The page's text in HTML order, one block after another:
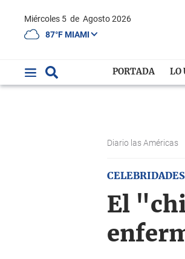
Miércoles 5 de Agosto 2026
87°F MIAMI
PORTADA LO
Diario las Américas
CELEBRIDADES
El